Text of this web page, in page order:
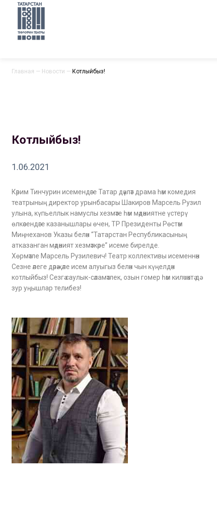
Главная — Новости — Котлыйбыз!
Котлыйбыз!
1.06.2021
Кәрим Тинчурин исемендәге Татар дәүләт драма һәм комедия
театрының директор урынбасары Шакиров Марсель Рузил
улына, күпьеллык намуслы хезмәте һәм мәдәниятне үстерү
өлкәсендәге казанышлары өчен, ТР Президенты Рөстәм
Миңнеханов Указы белән “Татарстан Республикасының
атказанган мәдәният хезмәткәре” исеме бирелде.
Хөрмәтле Марсель Рузилевич! Театр коллективы исеменнән
Сезне әлеге дәрәҗәле исем алуыгыз белән чын күңелдән
котлыйбыз! Сезгә саулык-сәламәтлек, озын гомер һәм киләчәктә дә
зур уңышлар телибез!